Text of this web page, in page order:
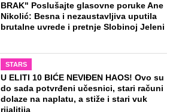
BRAK" Poslušajte glasovne poruke Ane
Nikolić: Besna i nezaustavljiva uputila
brutalne uvrede i pretnje Slobinoj Jeleni
STARS
U ELITI 10 BIĆE NEVIĐEN HAOS! Ovo su
do sada potvrđeni učesnici, stari računi
dolaze na naplatu, a stiže i stari vuk
rijalitija